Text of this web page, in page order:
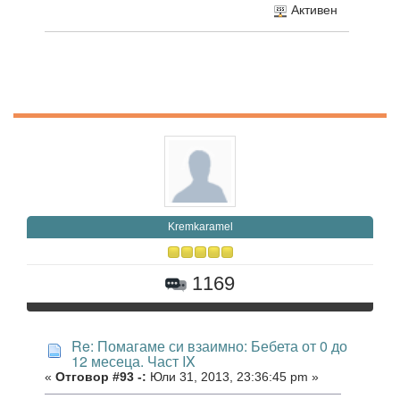
Активен
Kremkaramel
1169
Re: Помагаме си взаимно: Бебета от 0 до
12 месеца. Част IX
« Отговор #93 -: Юли 31, 2013, 23:36:45 pm »